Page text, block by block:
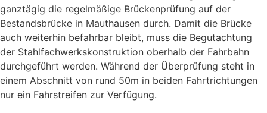
ganztägig die regelmäßige Brückenprüfung auf der
Bestandsbrücke in Mauthausen durch. Damit die Brücke
auch weiterhin befahrbar bleibt, muss die Begutachtung
der Stahlfachwerkskonstruktion oberhalb der Fahrbahn
durchgeführt werden. Während der Überprüfung steht in
einem Abschnitt von rund 50m in beiden Fahrtrichtungen
nur ein Fahrstreifen zur Verfügung.